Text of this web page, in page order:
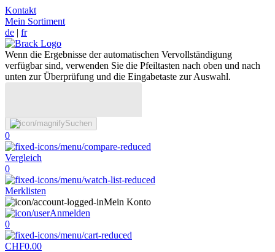
Kontakt
Mein Sortiment
de | fr
Wenn die Ergebnisse der automatischen Vervollständigung
verfügbar sind, verwenden Sie die Pfeiltasten nach oben und nach
unten zur Überprüfung und die Eingabetaste zur Auswahl.
Suchen
0
Vergleich
0
Merklisten
Mein Konto
Anmelden
0
CHF0.00